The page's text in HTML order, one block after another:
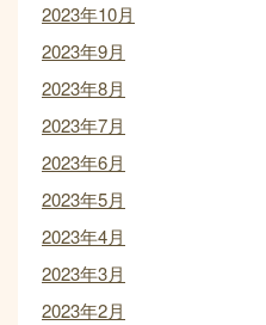
2023年10月
2023年9月
2023年8月
2023年7月
2023年6月
2023年5月
2023年4月
2023年3月
2023年2月